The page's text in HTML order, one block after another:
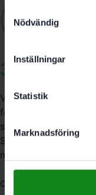
Samtyckesval
Nödvändig
Inställningar
Statistik
Marknadsföring
3A
Vi är återförsäljare
serviceverkstad i
Sverige. Av oss får
medarbetare med
Org. nr: